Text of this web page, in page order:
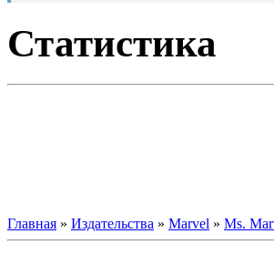
Статистика
Главная » Издательства » Marvel » Ms.